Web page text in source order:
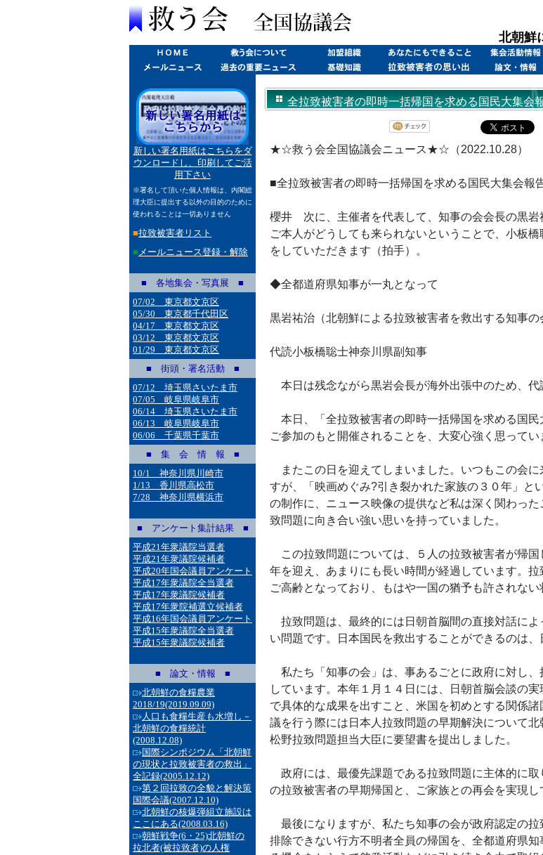
北朝鮮
新しい署名用紙はこちらをダ
ウンロードし、印刷してご活
用下さい
※署名して頂いた個人情報は、内閣総
理大臣に提出する以外の目的のために
使われることは一切ありません
■拉致被害者リスト
■ メールニュース登録・解除
■ 各地集会・写真展 ■
07/02 東京都文京区
05/30 東京都千代田区
04/17 東京都文京区
03/12 東京都文京区
01/29 東京都文京区
■ 街頭・署名活動 ■
07/12 埼玉県さいたま市
07/05 岐阜県岐阜市
06/14 埼玉県さいたま市
06/13 岐阜県岐阜市
06/06 千葉県千葉市
■ 集 会 情 報 ■
10/1 神奈川県川崎市
1/13 香川県高松市
7/28 神奈川県横浜市
■ アンケート集計結果 ■
平成21年衆議院当選者
平成21年衆議院候補者
平成20年国会議員アンケート
平成17年衆議院全当選者
平成17年衆議院候補者
平成17年衆院補選立候補者
平成16年国会議員アンケート
平成15年衆議院全当選者
平成15年衆議院候補者
■ 論文・情報 ■
北朝鮮の食糧農業
2018/19(2019.09.09)
人口も食糧生産も水増し－
北朝鮮の食糧統計
(2008.12.08)
国際シンポジウム「北朝鮮
の現状と拉致被害者の救出」
全記録(2005.12.12)
第２回拉致の全貌と解決策
国際会議(2007.12.10)
北朝鮮の核爆弾組立施設は
ここにある(2008.03.16)
朝鮮戦争(6・25)北朝鮮の
拉北者(被拉致者)の人権
全拉致被害者の即時一括帰国を求める国民大集会
★☆救う会全国協議会ニュース★☆（2022.10.28）
■全拉致被害者の即時一括帰国を求める国民大集会報
櫻井 次に、主催者を代表して、知事の会会長の黒岩
ご本人がどうしても来られないということで、小板
をしていただきます（拍手）。
◆全都道府県知事が一丸となって
黒岩祐治（北朝鮮による拉致被害者を救出する知事の
代読小板橋聡士神奈川県副知事
本日は残念ながら黒岩会長が海外出張中のため、代
本日、「全拉致被害者の即時一括帰国を求める国民
ご参加のもと開催されることを、大変心強く思ってい
またこの日を迎えてしまいました。いつもこの会に
すが、「映画めぐみ?引き裂かれた家族の３０年」と
の制作に、ニュース映像の提供など私は深く関わっ
致問題に向き合い強い思いを持っていました。
この拉致問題については、５人の拉致被害者が帰国
年を迎え、あまりにも長い時間が経過しています。
ご高齢となっており、もはや一国の猶予も許されない
拉致問題は、最終的には日朝首脳間の直接対話によ
い問題です。日本国民を救出することができるのは、
私たち「知事の会」は、事あるごとに政府に対し、
しています。本年１月１４日には、日朝首脳会談の
で具体的な成果を出すこと、米国を初めとする関係
議を行う際には日本人拉致問題の早期解決について北
松野拉致問題担当大臣に要望書を提出しました。
政府には、最優先課題である拉致問題に主体的に取
の拉致被害者の早期帰国と、ご家族との再会を実現し
最後になりますが、私たち知事の会が政府認定の拉
排除できない行方不明者全員の帰国を、全都道府県